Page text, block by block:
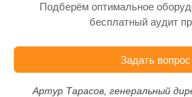
Подберём оптимальное
бесплатный аудит
Задать вопрос
Артур Тарасов, генеральный